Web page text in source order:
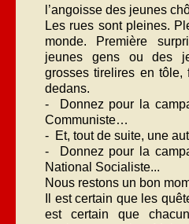
l’angoisse des jeunes
Les rues sont pleines.
monde. Première
jeunes gens ou des
grosses tirelires en tôle,
dedans.
- Donnez pour la
Communiste…
- Et, tout de suite, une
- Donnez pour la
National Socialiste...
Nous restons un bon
Il est certain que les
est certain que